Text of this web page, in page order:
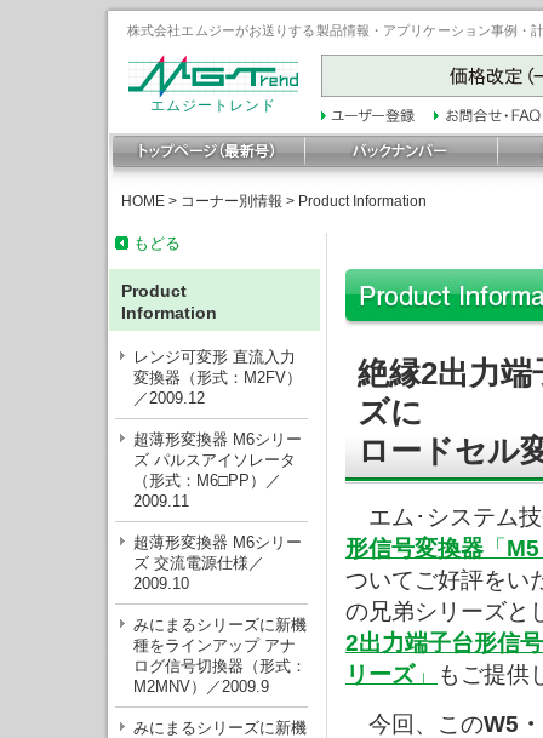
株式会社エムジーがお送りする製品情報・アプリケーション事例
エムジートレンド
HOME > コーナー別情報 > Product Information
もどる
Product
Information
レンジ可変形 直流入力
変換器（形式：M2FV）
／2009.12
超薄形変換器 M6シリー
ズ パルスアイソレータ
（形式：M6□PP）／
2009.11
超薄形変換器 M6シリー
ズ 交流電源仕様／
2009.10
みにまるシリーズに新機
種をラインアップ アナ
ログ信号切換器（形式：
M2MNV）／2009.9
みにまるシリーズに新機
絶縁2出力
ズに
ロードセル
エム･システム
形信号変換器 「
ついてご好評をい
の兄弟シリーズと
2出力端子台形信
リーズ」
もご提供
今回、このW5